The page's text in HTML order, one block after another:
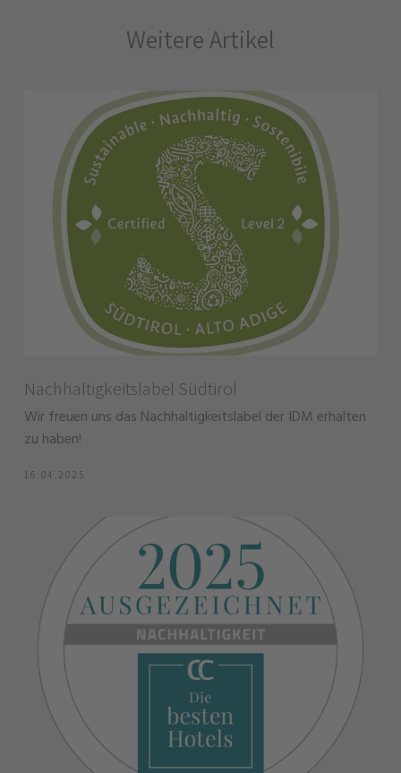
Weitere Artikel
Nachhaltigkeitslabel Südtirol
Wir freuen uns das Nachhaltigkeitslabel der IDM erhalten
zu haben!
16.04.2025